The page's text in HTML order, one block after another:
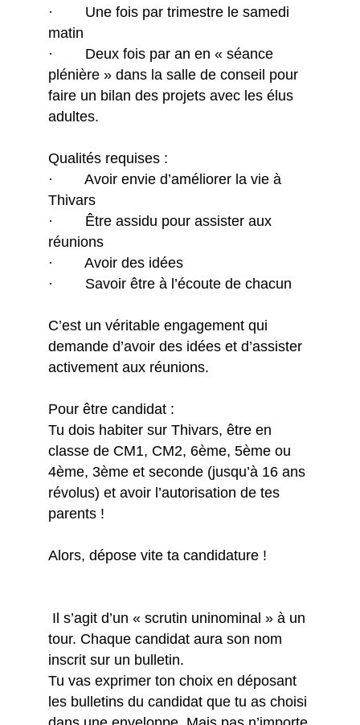
· Une fois par trimestre le samedi
matin
· Deux fois par an en « séance
plénière » dans la salle de conseil pour
faire un bilan des projets avec les élus
adultes.
Qualités requises :
· Avoir envie d’améliorer la vie à
Thivars
· Être assidu pour assister aux
réunions
· Avoir des idées
· Savoir être à l’écoute de chacun
C’est un véritable engagement qui
demande d’avoir des idées et d’assister
activement aux réunions.
Pour être candidat :
Tu dois habiter sur Thivars, être en
classe de CM1, CM2, 6ème, 5ème ou
4ème, 3ème et seconde (jusqu’à 16 ans
révolus) et avoir l’autorisation de tes
parents !
Alors, dépose vite ta candidature !
Il s’agit d’un « scrutin uninominal » à un
tour. Chaque candidat aura son nom
inscrit sur un bulletin.
Tu vas exprimer ton choix en déposant
les bulletins du candidat que tu as choisi